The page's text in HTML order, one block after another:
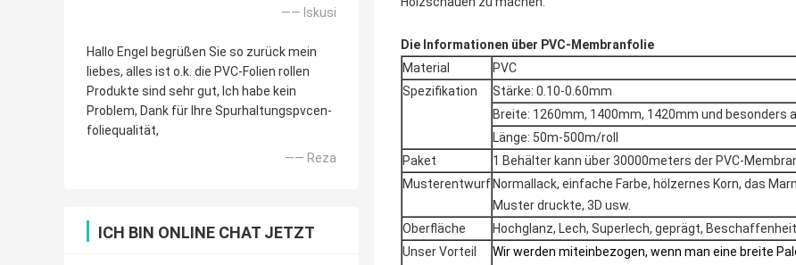
—— Iskusi
Hallo Engel begrüßen Sie so zurück mein
liebes, alles ist o.k. die PVC-Folien rollen
Produkte sind sehr gut, Ich habe kein
Problem, Dank für Ihre Spurhaltungspvcen-
foliequalität,
—— Reza
ICH BIN ONLINE CHAT JETZT
Die Informationen über PVC-Membranfolie
Material
PVC
Spezifikation
Stärke: 0.10-0.60mm
Breite: 1260mm, 1400mm, 1420mm und besonders
Länge: 50m-500m/roll
Paket
1 Behälter kann über 30000meters der PVC-
Musterentwurf Normallack, einfache Farbe, hölzernes Korn, das
Muster druckte, 3D usw.
Oberfläche
Hochglanz, Lech, Superlech, geprägt, Beschaffenheit
Unser Vorteil
Wir werden miteinbezogen, wenn man eine breite